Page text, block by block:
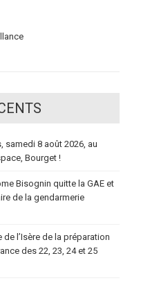
samedi 8 août 2026, au
Bourget !
Bisognin quitte la GAE et
de la gendarmerie
l’Isère de la préparation
des 22, 23, 24 et 25